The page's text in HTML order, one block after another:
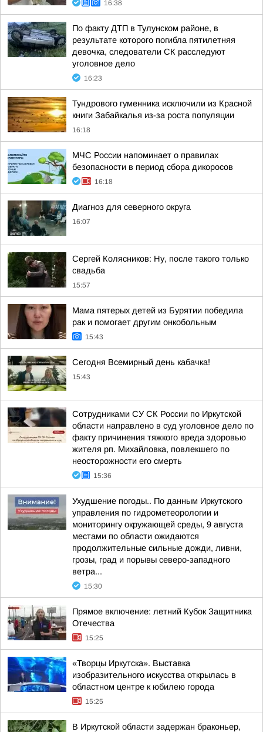
16:38
По факту ДТП в Тулунском районе, в
результате которого погибла пятилетняя
девочка, следователи СК расследуют
уголовное дело
16:23
Тундрового гуменника исключили из Красной
книги Забайкалья из-за роста популяции
16:18
МЧС России напоминает о правилах
безопасности в период сбора дикоросов
16:18
Диагноз для северного округа
16:07
Сергей Колясников: Ну, после такого только
свадьба
15:57
Мама пятерых детей из Бурятии победила
рак и помогает другим онкобольным
15:43
Сегодня Всемирный день кабачка!
15:43
Сотрудниками СУ СК России по Иркутской
области направлено в суд уголовное дело по
факту причинения тяжкого вреда здоровью
жителя рп. Михайловка, повлекшего по
неосторожности его смерть
15:36
Ухудшение погоды.. По данным Иркутского
управления по гидрометеорологии и
мониторингу окружающей среды, 9 августа
местами по области ожидаются
продолжительные сильные дожди, ливни,
грозы, град и порывы северо-западного
ветра...
15:30
Прямое включение: летний Кубок Защитника
Отечества
15:25
«Творцы Иркутска». Выставка
изобразительного искусства открылась в
областном центре к юбилею города
15:25
В Иркутской области задержан браконьер,